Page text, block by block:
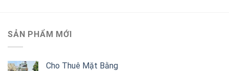
SẢN PHẨM MỚI
Cho Thuê Mặt Bằng